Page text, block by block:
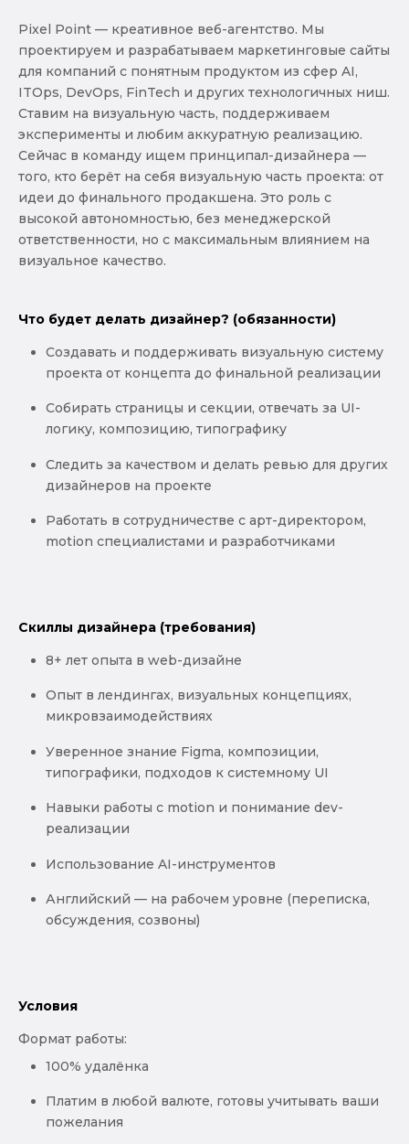
Pixel Point — креативное веб-агентство. Мы
проектируем и разрабатываем маркетинговые сайты
для компаний с понятным продуктом из сфер AI,
ITOps, DevOps, FinTech и других технологичных ниш.
Ставим на визуальную часть, поддерживаем
эксперименты и любим аккуратную реализацию.
Сейчас в команду ищем принципал-дизайнера —
того, кто берёт на себя визуальную часть проекта: от
идеи до финального продакшена. Это роль с
высокой автономностью, без менеджерской
ответственности, но с максимальным влиянием на
визуальное качество.
Что будет делать дизайнер? (обязанности)
Создавать и поддерживать визуальную систему
проекта от концепта до финальной реализации
Собирать страницы и секции, отвечать за UI-
логику, композицию, типографику
Следить за качеством и делать ревью для других
дизайнеров на проекте
Работать в сотрудничестве с арт-директором,
motion специалистами и разработчиками
Скиллы дизайнера (требования)
8+ лет опыта в web-дизайне
Опыт в лендингах, визуальных концепциях,
микровзаимодействиях
Уверенное знание Figma, композиции,
типографики, подходов к системному UI
Навыки работы с motion и понимание dev-
реализации
Использование AI-инструментов
Английский — на рабочем уровне (переписка,
обсуждения, созвоны)
Условия
Формат работы:
100% удалёнка
Платим в любой валюте, готовы учитывать ваши
пожелания